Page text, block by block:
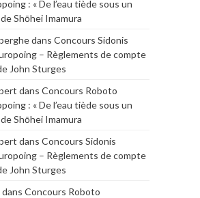
: « De l’eau tiède sous un
Shōhei Imamura
dans Concours Sidonis
– Règlements de compte
John Sturges
dans Concours Roboto
: « De l’eau tiède sous un
Shōhei Imamura
dans Concours Sidonis
– Règlements de compte
John Sturges
dans Concours Roboto